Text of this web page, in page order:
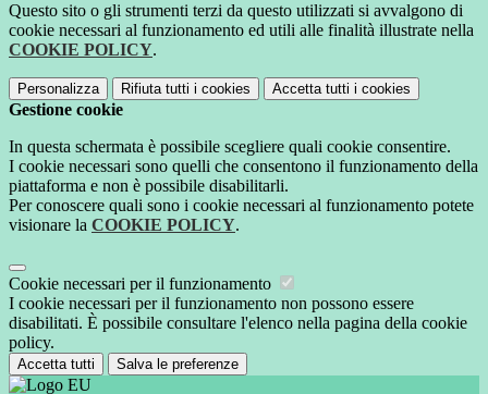
Questo sito o gli strumenti terzi da questo utilizzati si avvalgono di
cookie necessari al funzionamento ed utili alle finalità illustrate nella
COOKIE POLICY.
Personalizza Rifiuta tutti i cookies Accetta tutti i cookies
Gestione cookie
In questa schermata è possibile scegliere quali cookie consentire.
I cookie necessari sono quelli che consentono il funzionamento della
piattaforma e non è possibile disabilitarli.
Per conoscere quali sono i cookie necessari al funzionamento potete
visionare la COOKIE POLICY.
Cookie necessari per il funzionamento
I cookie necessari per il funzionamento non possono essere
disabilitati. È possibile consultare l'elenco nella pagina della cookie
policy.
Accetta tutti Salva le preferenze